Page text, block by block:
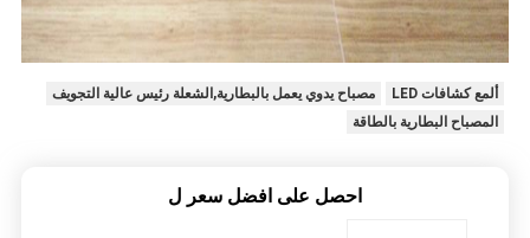
ألمع كشافات LED
مصباح يدوي يعمل بالبطارية,الشعلة رئيس عالية التجويف
المصباح البطارية بالطاقة
احصل على افضل سعر ل